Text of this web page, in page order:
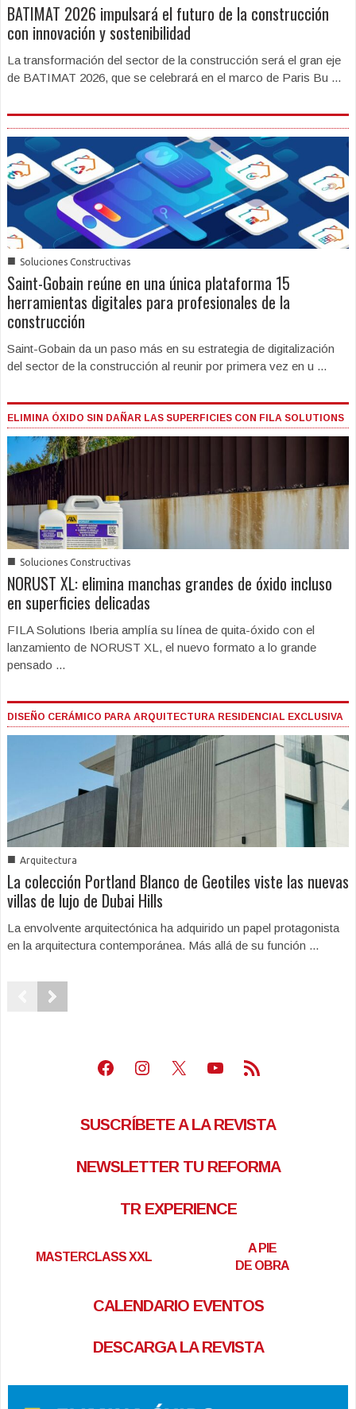
BATIMAT 2026 impulsará el futuro de la construcción
con innovación y sostenibilidad
La transformación del sector de la construcción será el gran eje
de BATIMAT 2026, que se celebrará en el marco de Paris Bu ...
■ Soluciones Constructivas
Saint-Gobain reúne en una única plataforma 15
herramientas digitales para profesionales de la
construcción
Saint-Gobain da un paso más en su estrategia de digitalización
del sector de la construcción al reunir por primera vez en u ...
ELIMINA ÓXIDO SIN DAÑAR LAS SUPERFICIES CON FILA SOLUTIONS
■ Soluciones Constructivas
NORUST XL: elimina manchas grandes de óxido incluso
en superficies delicadas
FILA Solutions Iberia amplía su línea de quita-óxido con el
lanzamiento de NORUST XL, el nuevo formato a lo grande
pensado ...
DISEÑO CERÁMICO PARA ARQUITECTURA RESIDENCIAL EXCLUSIVA
■ Arquitectura
La colección Portland Blanco de Geotiles viste las nuevas
villas de lujo de Dubai Hills
La envolvente arquitectónica ha adquirido un papel protagonista
en la arquitectura contemporánea. Más allá de su función ...
Facebook
Instagram
X Youtube
Feed RSS
SUSCRÍBETE A LA REVISTA
NEWSLETTER TU REFORMA
TR EXPERIENCE
MASTERCLASS XXL
A PIE
DE OBRA
CALENDARIO EVENTOS
DESCARGA LA REVISTA